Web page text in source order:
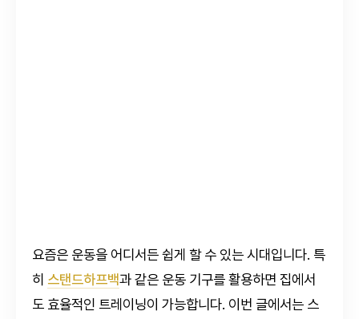
요즘은 운동을 어디서든 쉽게 할 수 있는 시대입니다. 특
히 스탠드하프백과 같은 운동 기구를 활용하면 집에서
도 효율적인 트레이닝이 가능합니다. 이번 글에서는 스